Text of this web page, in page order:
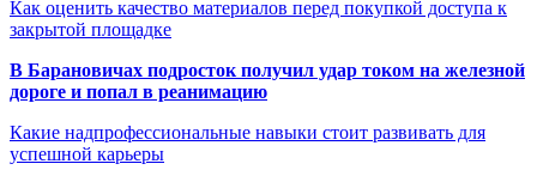
Как оценить качество материалов перед покупкой доступа к
закрытой площадке
В Барановичах подросток получил удар током на железной
дороге и попал в реанимацию
Какие надпрофессиональные навыки стоит развивать для
успешной карьеры